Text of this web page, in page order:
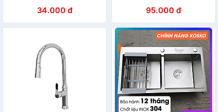
Tăng Áp Xoay 360 Độ Điều
Chỉnh Thoải Mái
34.000 đ
vòi rửa bát tăng áp lực nước
2 chế độ phun_đầu tăng áp
rửa chén bát nhựa ABS si
inox cao cấp_ đầu vòi rửa
chén tăng áp_ vòi rửa chén
đa năng
95.000 đ